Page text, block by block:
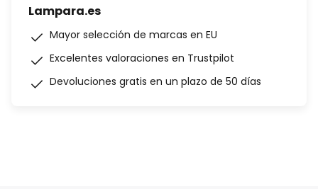
Lampara.es
Mayor selección de marcas en EU
Excelentes valoraciones en Trustpilot
Devoluciones gratis en un plazo de 50 días